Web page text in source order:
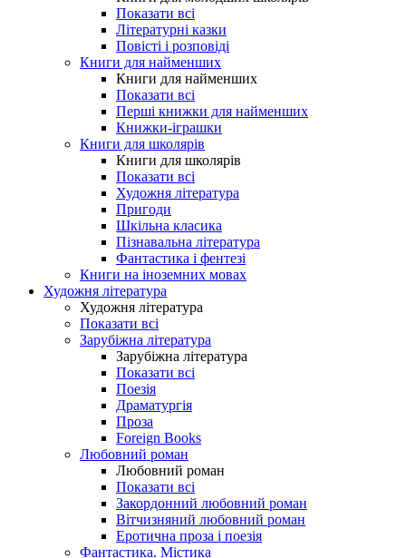
Показати всі
Літературні казки
Повісті і розповіді
Книги для найменших
Книги для найменших
Показати всі
Перші книжки для найменших
Книжки-іграшки
Книги для школярів
Книги для школярів
Показати всі
Художня література
Пригоди
Шкільна класика
Пізнавальна література
Фантастика і фентезі
Книги на іноземних мовах
Художня література
Художня література
Показати всі
Зарубіжна література
Зарубіжна література
Показати всі
Поезія
Драматургія
Проза
Foreign Books
Любовний роман
Любовний роман
Показати всі
Закордонний любовний роман
Вітчизняний любовний роман
Еротична проза і поезія
Фантастика. Містика